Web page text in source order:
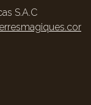
S.A.C